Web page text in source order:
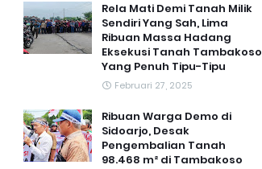
Rela Mati Demi Tanah Milik
Sendiri Yang Sah, Lima
Ribuan Massa Hadang
Eksekusi Tanah Tambakoso
Yang Penuh Tipu-Tipu
Februari 27, 2025
Ribuan Warga Demo di
Sidoarjo, Desak
Pengembalian Tanah
98.468 m² di Tambakoso